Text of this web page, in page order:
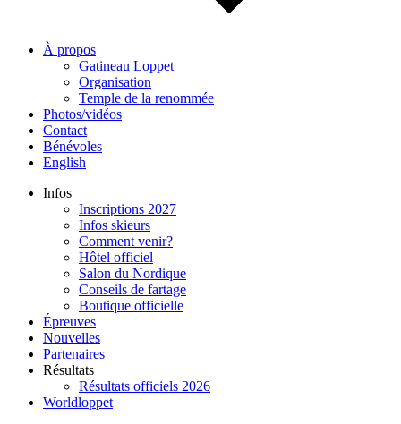
À propos
Gatineau Loppet
Organisation
Temple de la renommée
Photos/vidéos
Contact
Bénévoles
English
Infos
Inscriptions 2027
Infos skieurs
Comment venir?
Hôtel officiel
Salon du Nordique
Conseils de fartage
Boutique officielle
Épreuves
Nouvelles
Partenaires
Résultats
Résultats officiels 2026
Worldloppet